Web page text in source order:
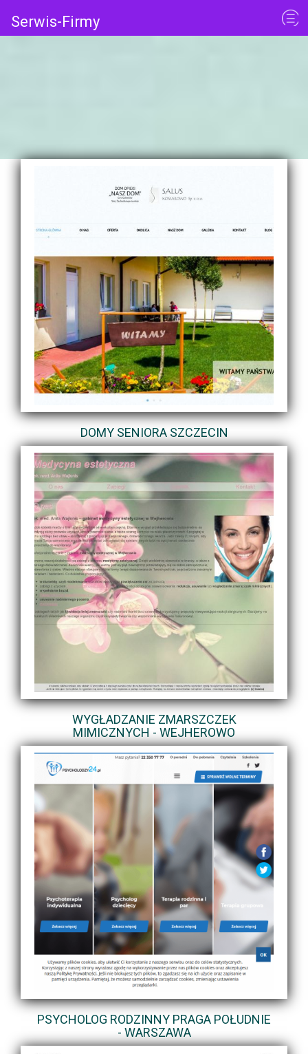
Serwis-Firmy
DOMY SENIORA SZCZECIN
WYGŁADZANIE ZMARSZCZEK
MIMICZNYCH - WEJHEROWO
PSYCHOLOG RODZINNY PRAGA POŁUDNIE
- WARSZAWA